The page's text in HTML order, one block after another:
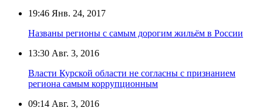
19:46 Янв. 24, 2017
Названы регионы с самым дорогим жильём в России
13:30 Авг. 3, 2016
Власти Курской области не согласны с признанием
региона самым коррупционным
09:14 Авг. 3, 2016